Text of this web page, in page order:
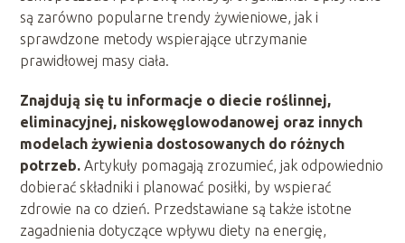
są zarówno popularne trendy żywieniowe, jak i
sprawdzone metody wspierające utrzymanie
prawidłowej masy ciała.
Znajdują się tu informacje o diecie roślinnej,
eliminacyjnej, niskowęglowodanowej oraz innych
modelach żywienia dostosowanych do różnych
potrzeb. Artykuły pomagają zrozumieć, jak odpowiednio
dobierać składniki i planować posiłki, by wspierać
zdrowie na co dzień. Przedstawiane są także istotne
zagadnienia dotyczące wpływu diety na energię,